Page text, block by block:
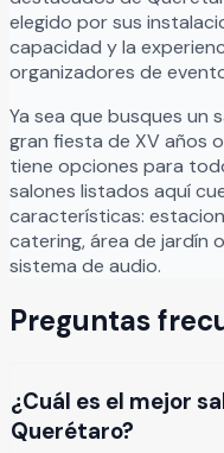
elegido por sus
capacidad y la
organizadores de
Ya sea que busques un
gran fiesta de XV años
tiene opciones para
salones listados aquí
características:
catering, área de jardín
sistema de audio.
Preguntas
¿Cuál es el mejor
Querétaro?